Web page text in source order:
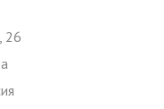
26